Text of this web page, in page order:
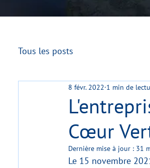
Tous les posts
Cœur
8 févr. 2022 1 min de
Dernière mise à jour : 31
Le 15 novembre